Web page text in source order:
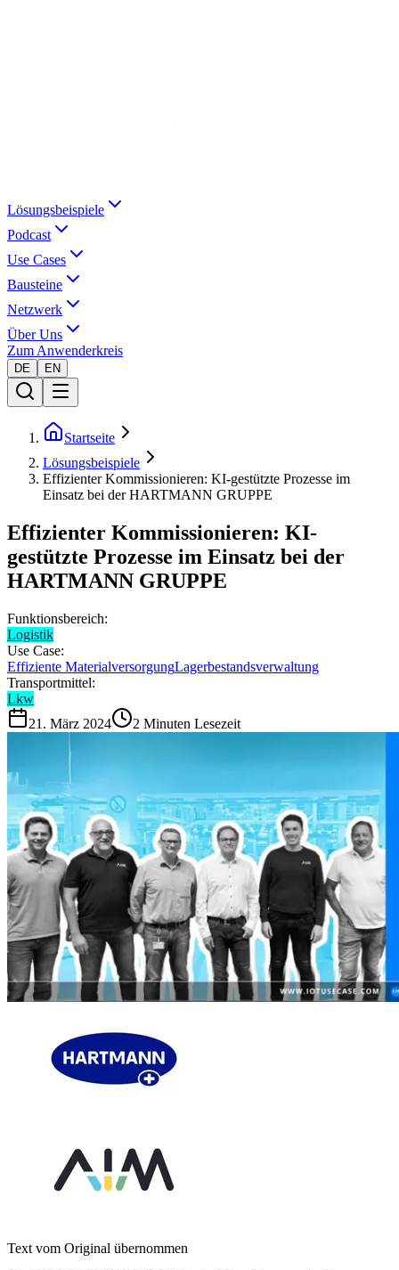
Lösungsbeispiele
Podcast
Use Cases
Bausteine
Netzwerk
Über Uns
Zum Anwenderkreis
DE EN
Startseite
Lösungsbeispiele
Effizienter Kommissionieren: KI-gestützte Prozesse im
Einsatz bei der HARTMANN GRUPPE
Effizienter Kommissionieren: KI-
gestützte Prozesse im Einsatz bei der
HARTMANN GRUPPE
Funktionsbereich:
Logistik
Use Case:
Effiziente MaterialversorgungLagerbestandsverwaltung
Transportmittel:
Lkw
21. März 2024
2 Minuten Lesezeit
Text vom Original übernommen